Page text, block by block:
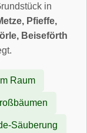
in
Pfieffe,
Beiseförth
Raum
Säuberung